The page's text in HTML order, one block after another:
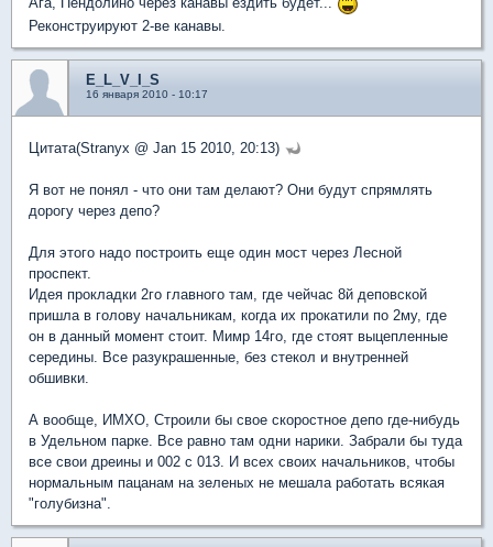
Реконструируют 2-ве канавы.
E_L_V_I_S
16 января 2010 - 10:17
Цитата(Stranyx @ Jan 15 2010, 20:13)
Я вот не понял - что они там делают? Они будут спрямлять
дорогу через депо?
Для этого надо построить еще один мост через Лесной
проспект.
Идея прокладки 2го главного там, где чейчас 8й деповской
пришла в голову начальникам, когда их прокатили по 2му, где
он в данный момент стоит. Мимр 14го, где стоят выцепленные
середины. Все разукрашенные, без стекол и внутренней
обшивки.
А вообще, ИМХО, Строили бы свое скоростное депо где-нибудь
в Удельном парке. Все равно там одни нарики. Забрали бы туда
все свои дреины и 002 с 013. И всех своих начальников, чтобы
нормальным пацанам на зеленых не мешала работать всякая
"голубизна".